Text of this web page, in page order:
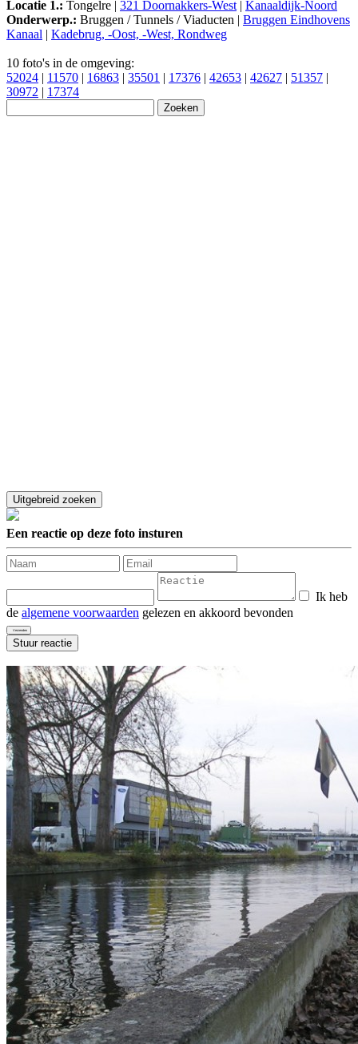
Locatie 1.: Tongelre | 321 Doornakkers-West | Kanaaldijk-Noord
Onderwerp.: Bruggen / Tunnels / Viaducten | Bruggen Eindhovens
Kanaal | Kadebrug, -Oost, -West, Rondweg
10 foto's in de omgeving:
52024 | 11570 | 16863 | 35501 | 17376 | 42653 | 42627 | 51357 |
30972 | 17374
Een reactie op deze foto insturen
Ik heb
de algemene voorwaarden gelezen en akkoord bevonden